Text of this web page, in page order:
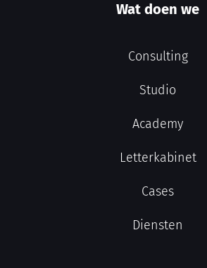
Wat doen we
Consulting
Studio
Academy
Letterkabinet
Cases
Diensten